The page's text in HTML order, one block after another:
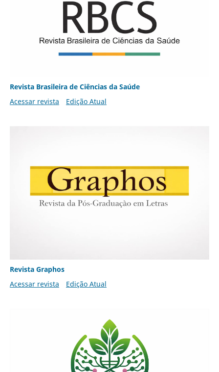
Revista Brasileira de Ciências da Saúde
Acessar revista
Edição Atual
Revista Graphos
Acessar revista
Edição Atual